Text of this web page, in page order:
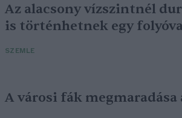
Az alacsony vízszintnél
is történhetnek egy
SZEMLE
A városi fák megmaradása